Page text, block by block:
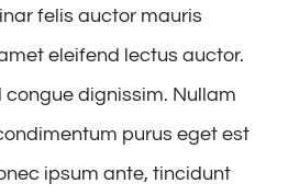
felis auctor mauris
eleifend lectus auctor.
congue dignissim. Nullam
purus eget est
ipsum ante, tincidunt